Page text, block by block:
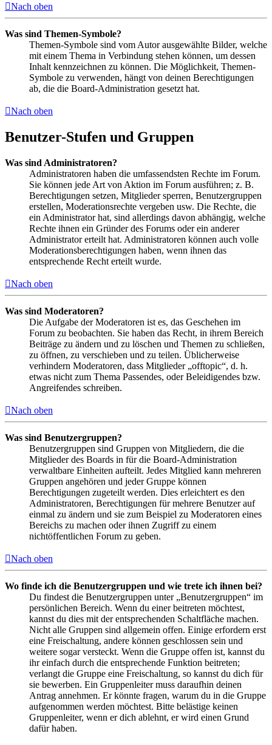
Nach oben
Was sind Themen-Symbole?
Themen-Symbole sind vom Autor ausgewählte Bilder, welche
mit einem Thema in Verbindung stehen können, um dessen
Inhalt kennzeichnen zu können. Die Möglichkeit, Themen-
Symbole zu verwenden, hängt von deinen Berechtigungen
ab, die die Board-Administration gesetzt hat.
Nach oben
Benutzer-Stufen und Gruppen
Was sind Administratoren?
Administratoren haben die umfassendsten Rechte im Forum.
Sie können jede Art von Aktion im Forum ausführen; z. B.
Berechtigungen setzen, Mitglieder sperren, Benutzergruppen
erstellen, Moderationsrechte vergeben usw. Die Rechte, die
ein Administrator hat, sind allerdings davon abhängig, welche
Rechte ihnen ein Gründer des Forums oder ein anderer
Administrator erteilt hat. Administratoren können auch volle
Moderationsberechtigungen haben, wenn ihnen das
entsprechende Recht erteilt wurde.
Nach oben
Was sind Moderatoren?
Die Aufgabe der Moderatoren ist es, das Geschehen im
Forum zu beobachten. Sie haben das Recht, in ihrem Bereich
Beiträge zu ändern und zu löschen und Themen zu schließen,
zu öffnen, zu verschieben und zu teilen. Üblicherweise
verhindern Moderatoren, dass Mitglieder „offtopic“, d. h.
etwas nicht zum Thema Passendes, oder Beleidigendes bzw.
Angreifendes schreiben.
Nach oben
Was sind Benutzergruppen?
Benutzergruppen sind Gruppen von Mitgliedern, die die
Mitglieder des Boards in für die Board-Administration
verwaltbare Einheiten aufteilt. Jedes Mitglied kann mehreren
Gruppen angehören und jeder Gruppe können
Berechtigungen zugeteilt werden. Dies erleichtert es den
Administratoren, Berechtigungen für mehrere Benutzer auf
einmal zu ändern und sie zum Beispiel zu Moderatoren eines
Bereichs zu machen oder ihnen Zugriff zu einem
nichtöffentlichen Forum zu geben.
Nach oben
Wo finde ich die Benutzergruppen und wie trete ich ihnen bei?
Du findest die Benutzergruppen unter „Benutzergruppen“ im
persönlichen Bereich. Wenn du einer beitreten möchtest,
kannst du dies mit der entsprechenden Schaltfläche machen.
Nicht alle Gruppen sind allgemein offen. Einige erfordern erst
eine Freischaltung, andere können geschlossen sein und
weitere sogar versteckt. Wenn die Gruppe offen ist, kannst du
ihr einfach durch die entsprechende Funktion beitreten;
verlangt die Gruppe eine Freischaltung, so kannst du dich für
sie bewerben. Ein Gruppenleiter muss daraufhin deinen
Antrag annehmen. Er könnte fragen, warum du in die Gruppe
aufgenommen werden möchtest. Bitte belästige keinen
Gruppenleiter, wenn er dich ablehnt, er wird einen Grund
dafür haben.